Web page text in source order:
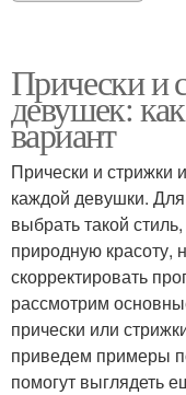
Прически и
девушек:
вариант
Прически и стрижки
каждой девушки.
выбрать такой
природную красоту,
скорректировать
рассмотрим
прически или
приведем примеры
помогут выглядеть